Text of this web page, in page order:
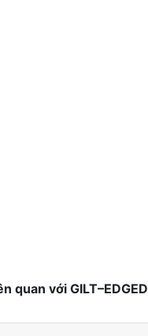
quan với GILT–EDGED